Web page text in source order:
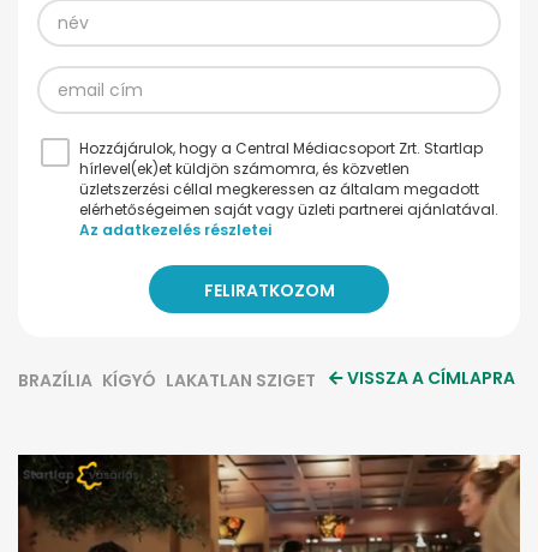
Hozzájárulok, hogy a Central Médiacsoport Zrt. Startlap
hírlevel(ek)et küldjön számomra, és közvetlen
üzletszerzési céllal megkeressen az általam megadott
elérhetőségeimen saját vagy üzleti partnerei ajánlatával.
Az adatkezelés részletei
BRAZÍLIA KÍGYÓ LAKATLAN SZIGET VISSZA A CÍMLAPRA